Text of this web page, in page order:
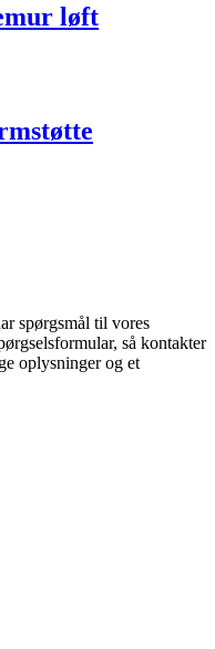
løft
spørgsmål til vores
så kontakter
oplysninger og et